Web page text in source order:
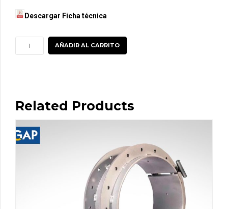
Descargar Ficha técnica
Redondeador
Collar
AÑADIR AL CARRITO
Related Products